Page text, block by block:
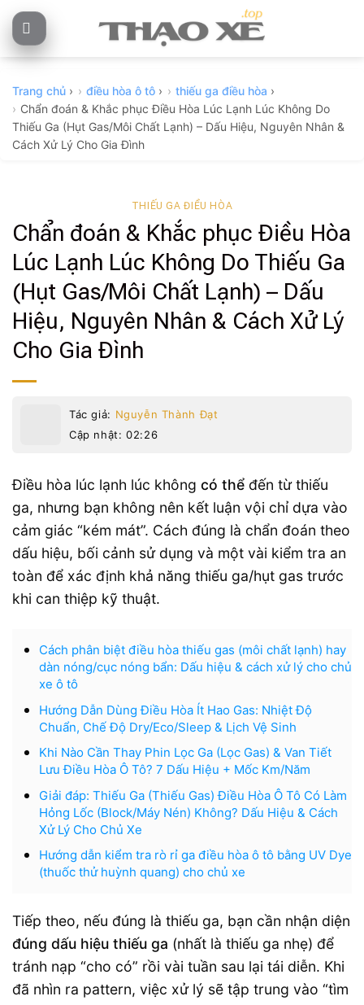
Skip
to
Trang chủ › điều hòa ô tô › thiếu ga điều hòa ›
Chẩn đoán & Khắc phục Điều Hòa Lúc Lạnh Lúc Không Do
Thiếu Ga (Hụt Gas/Môi Chất Lạnh) – Dấu Hiệu, Nguyên Nhân &
Cách Xử Lý Cho Gia Đình
THIẾU GA ĐIỀU HÒA
Chẩn đoán & Khắc phục Điều Hòa
Lúc Lạnh Lúc Không Do Thiếu Ga
(Hụt Gas/Môi Chất Lạnh) – Dấu
Hiệu, Nguyên Nhân & Cách Xử Lý
Cho Gia Đình
Tác giả: Nguyễn Thành Đạt
Cập nhật: 02:26
Điều hòa lúc lạnh lúc không có thể đến từ thiếu
ga, nhưng bạn không nên kết luận vội chỉ dựa vào
cảm giác “kém mát”. Cách đúng là chẩn đoán theo
dấu hiệu, bối cảnh sử dụng và một vài kiểm tra an
toàn để xác định khả năng thiếu ga/hụt gas trước
khi can thiệp kỹ thuật.
Cách phân biệt điều hòa thiếu gas (môi chất lạnh) hay
dàn nóng/cục nóng bẩn: Dấu hiệu & cách xử lý cho chủ
xe ô tô
Hướng Dẫn Dùng Điều Hòa Ít Hao Gas: Nhiệt Độ
Chuẩn, Chế Độ Dry/Eco/Sleep & Lịch Vệ Sinh
Khi Nào Cần Thay Phin Lọc Ga (Lọc Gas) & Van Tiết
Lưu Điều Hòa Ô Tô? 7 Dấu Hiệu + Mốc Km/Năm
Giải đáp: Thiếu Ga (Thiếu Gas) Điều Hòa Ô Tô Có Làm
Hỏng Lốc (Block/Máy Nén) Không? Dấu Hiệu & Cách
Xử Lý Cho Chủ Xe
Hướng dẫn kiểm tra rò rỉ ga điều hòa ô tô bằng UV Dye
(thuốc thử huỳnh quang) cho chủ xe
Tiếp theo, nếu đúng là thiếu ga, bạn cần nhận diện
đúng dấu hiệu thiếu ga (nhất là thiếu ga nhẹ) để
tránh nạp “cho có” rồi vài tuần sau lại tái diễn. Khi
đã nhìn ra pattern, việc xử lý sẽ tập trung vào “tìm